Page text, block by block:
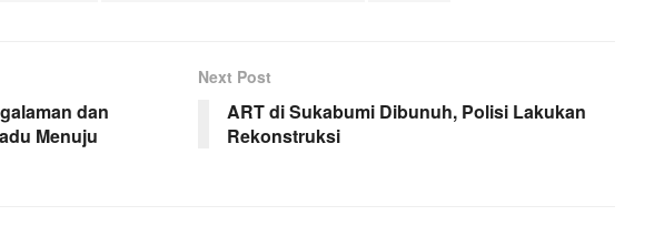
dan
Menuju
Next Post
ART di Sukabumi Dibunuh, Polisi Lakukan
Rekonstruksi